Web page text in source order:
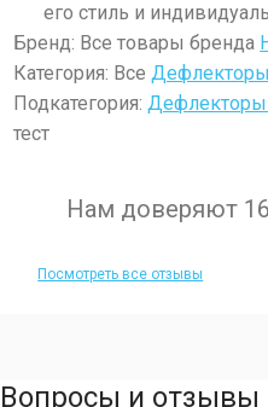
его стиль и
Бренд: Все товары бренда
Категория: ВсеДефлекторы
Подкатегория:Дефлекторы
тест
Нам доверяют
Посмотреть все отзывы
Вопросы и отзывы